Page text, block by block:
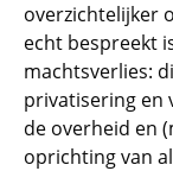
overzichtelijker
echt bespreekt
machtsverlies:
privatisering en
de overheid en
oprichting van